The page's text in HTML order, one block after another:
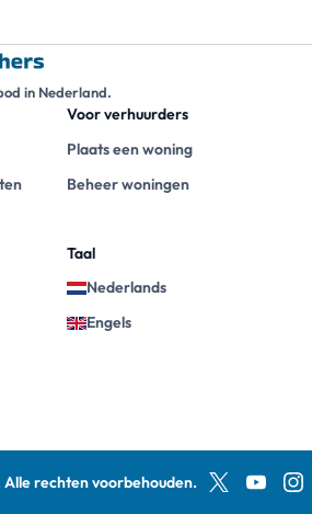
in Nederland.
Voor verhuurders
Plaats een woning
Beheer woningen
Taal
Nederlands
Engels
Alle rechten voorbehouden.